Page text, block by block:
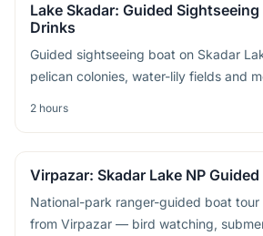
Lake Skadar: Guided
Drinks
Guided sightseeing boat on Skadar
pelican colonies, water-lily fields and
2 hours
Virpazar: Skadar Lake NP
National-park ranger-guided boat tour
from Virpazar — bird watching,